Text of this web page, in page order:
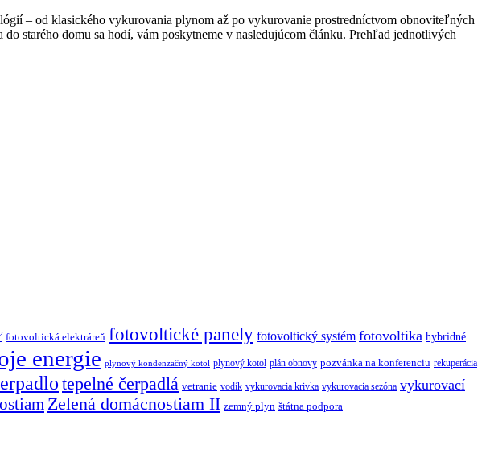
– od klasického vykurovania plynom až po vykurovanie prostredníctvom obnoviteľných
starého domu sa hodí, vám poskytneme v nasledujúcom článku. Prehľad jednotlivých
fotovoltická elektráreň fotovoltické panely fotovoltický systém fotovoltika hybridné
energie plynový kondenzačný kotol plynový kotol plán obnovy pozvánka na konferenciu rekuperácia
tepelné čerpadlá vetranie vodík vykurovacia krivka vykurovacia sezóna vykurovací
Zelená domácnostiam II zemný plyn štátna podpora